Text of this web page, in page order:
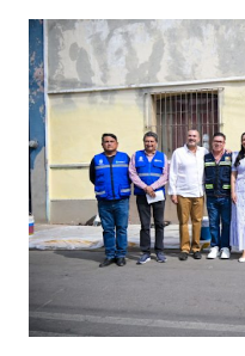
conoces ni la mitad de lo
quienes ya han tenido
o expertas en el tema.
aprender y nuevas
chica y aún no has tenido
pienses que el sexo será
experimentarlo, pero
experiencia te dirá,
son suficientemen...